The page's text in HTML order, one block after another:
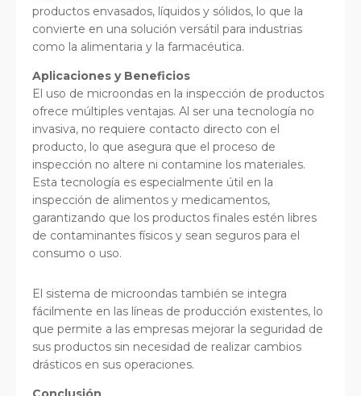
productos envasados, líquidos y sólidos, lo que la
convierte en una solución versátil para industrias
como la alimentaria y la farmacéutica.
Aplicaciones y Beneficios
El uso de microondas en la inspección de productos
ofrece múltiples ventajas. Al ser una tecnología no
invasiva, no requiere contacto directo con el
producto, lo que asegura que el proceso de
inspección no altere ni contamine los materiales.
Esta tecnología es especialmente útil en la
inspección de alimentos y medicamentos,
garantizando que los productos finales estén libres
de contaminantes físicos y sean seguros para el
consumo o uso.
El sistema de microondas también se integra
fácilmente en las líneas de producción existentes, lo
que permite a las empresas mejorar la seguridad de
sus productos sin necesidad de realizar cambios
drásticos en sus operaciones.